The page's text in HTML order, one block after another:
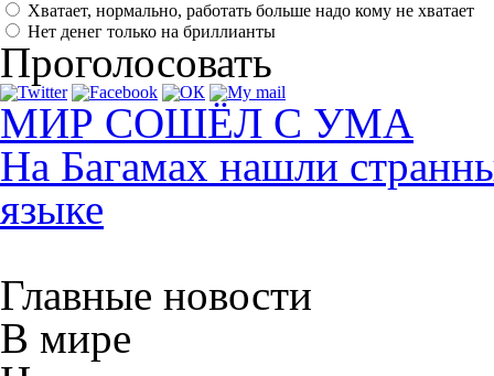
Хватает, нормально, работать больше надо кому не хватает
Нет денег только на бриллианты
Проголосовать
МИР СОШЁЛ С УМА
На Багамах нашли
языке
Главные новости
В мире